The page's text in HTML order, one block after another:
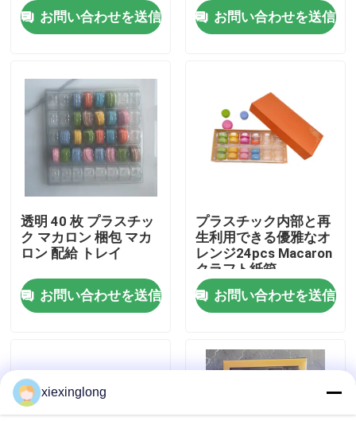
製品
わたしたち に つい て
工場 ツアー
品質管理
連絡 ください
ニュース
EPS EPPフーム
お問い合わせを送信
お問い合わせを送信
透明 40 枚 プラスチッ
ク マカロン 梱包 マカ
ロン 配給 トレイ
お問い合わせを送信
プラスチック内部と再
生利用できる優雅なオ
レンジ24pcs Macaron
クラフト紙箱
お問い合わせを送信
xiexinglong